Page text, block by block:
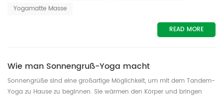
Sie eine entmutigende Aufgabe sein, deshalb haben wir diesen Artikel
Yogamatte Masse
READ MORE
Wie man Sonnengruß-Yoga macht
Sonnengrüße sind eine großartige Möglichkeit, um mit dem Tandem-
Yoga zu Hause zu beginnen. Sie wärmen den Körper und bringen